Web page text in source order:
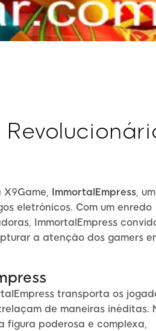
ImmortalEmpress,
eletrônicos. Com um enredo
ImmortalEmpress
a atenção dos gamers
transporta os
de maneiras inéditas.
figura poderosa e complexa,